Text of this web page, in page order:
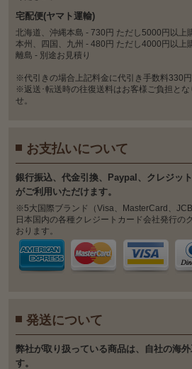
宅配便(ヤマト運輸)
北海道、沖縄本島 - 730円 ただし5000円以上
本州、四国、九州 - 480円 ただし4000円以上
離島 - 別途お見積り
※代引きの場合上記料金に代引き手数料330円
※返送･転送時の往復送料はお客様ご負担とな
せ。
お支払いについて
銀⾏振込、代⾦引換、Paypal、クレジッ
がご利⽤いただけます。
※5大国際ブランド（Visa、MasterCard、
日本国内の各種クレジートカード会社発行の
おります。
発送について
弊社が取り扱っている商品は、自社の海
す。